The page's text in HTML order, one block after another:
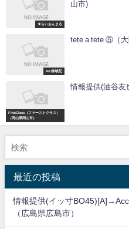
★らいおんまる
山市)
Aの体験記
tete a tete ⑤（
FirstClass（ファーストクラス）
（岡山県岡山市）
情報提供(油谷友
最近の投稿
情報提供(イッ寸
（広島県広島市）